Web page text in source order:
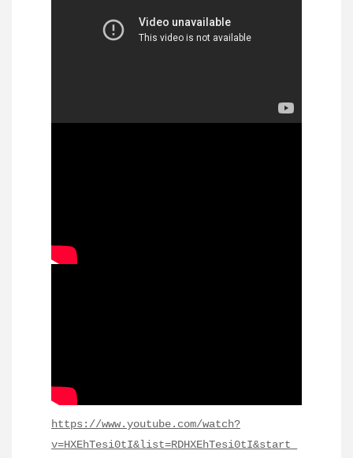
https://www.youtube.com/watch?
v=HXEhTesi0tI&list=RDHXEhTesi0tI&start_